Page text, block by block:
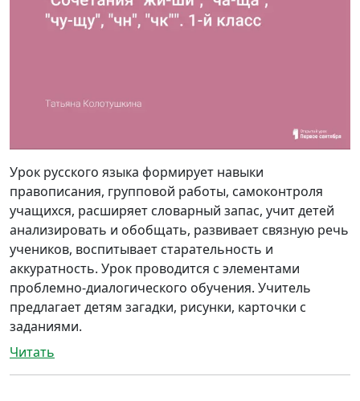
Урок русского языка формирует навыки
правописания, групповой работы, самоконтроля
учащихся, расширяет словарный запас, учит детей
анализировать и обобщать, развивает связную речь
учеников, воспитывает старательность и
аккуратность. Урок проводится с элементами
проблемно-диалогического обучения. Учитель
предлагает детям загадки, рисунки, карточки с
заданиями.
Читать